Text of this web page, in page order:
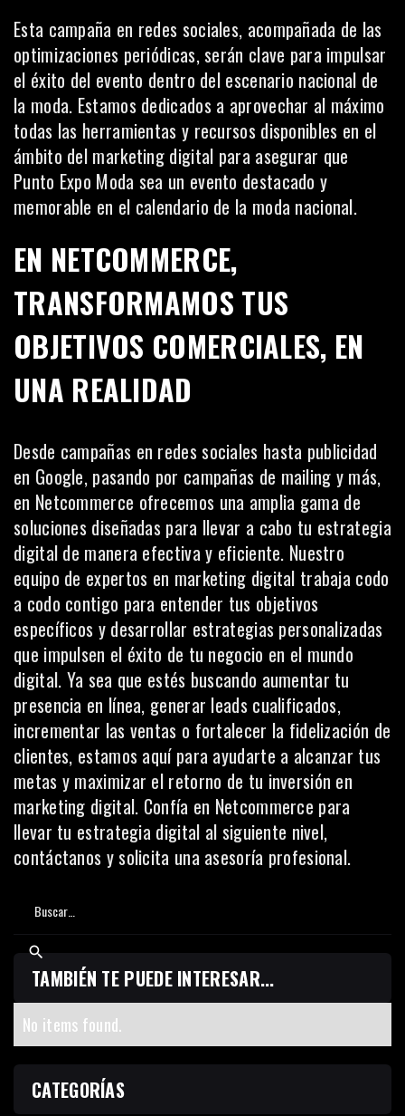
Esta campaña en redes sociales, acompañada de las
optimizaciones periódicas, serán clave para impulsar
el éxito del evento dentro del escenario nacional de
la moda. Estamos dedicados a aprovechar al máximo
todas las herramientas y recursos disponibles en el
ámbito del marketing digital para asegurar que
Punto Expo Moda sea un evento destacado y
memorable en el calendario de la moda nacional.
EN NETCOMMERCE,
TRANSFORMAMOS TUS
OBJETIVOS COMERCIALES, EN
UNA REALIDAD
Desde campañas en redes sociales hasta publicidad
en Google, pasando por campañas de mailing y más,
en Netcommerce ofrecemos una amplia gama de
soluciones diseñadas para llevar a cabo tu estrategia
digital de manera efectiva y eficiente. Nuestro
equipo de expertos en marketing digital trabaja codo
a codo contigo para entender tus objetivos
específicos y desarrollar estrategias personalizadas
que impulsen el éxito de tu negocio en el mundo
digital. Ya sea que estés buscando aumentar tu
presencia en línea, generar leads cualificados,
incrementar las ventas o fortalecer la fidelización de
clientes, estamos aquí para ayudarte a alcanzar tus
metas y maximizar el retorno de tu inversión en
marketing digital. Confía en Netcommerce para
llevar tu estrategia digital al siguiente nivel,
contáctanos y solicita una asesoría profesional.
TAMBIÉN TE PUEDE INTERESAR...
No items found.
CATEGORÍAS